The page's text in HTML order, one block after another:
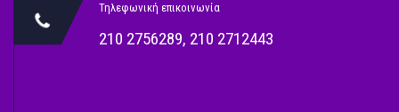
Τηλεφωνική επικοινωνία
210 2756289, 210 2712443